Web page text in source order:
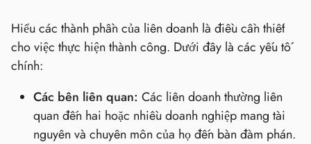
Hiểu các thành phần của liên doanh là điều cần thiết
cho việc thực hiện thành công. Dưới đây là các yếu tố
chính:
Các bên liên quan: Các liên doanh thường liên
quan đến hai hoặc nhiều doanh nghiệp mang tài
nguyên và chuyên môn của họ đến bàn đàm phán.